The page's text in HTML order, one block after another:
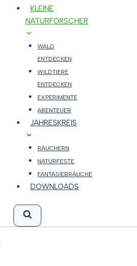
KLEINE
NATURFORSCHER
WALD
ENTDECKEN
WILDTIERE
ENTDECKEN
EXPERIMENTE
ABENTEUER
JAHRESKREIS
RÄUCHERN
NATURFESTE
FANTASIEBRÄUCHE
DOWNLOADS